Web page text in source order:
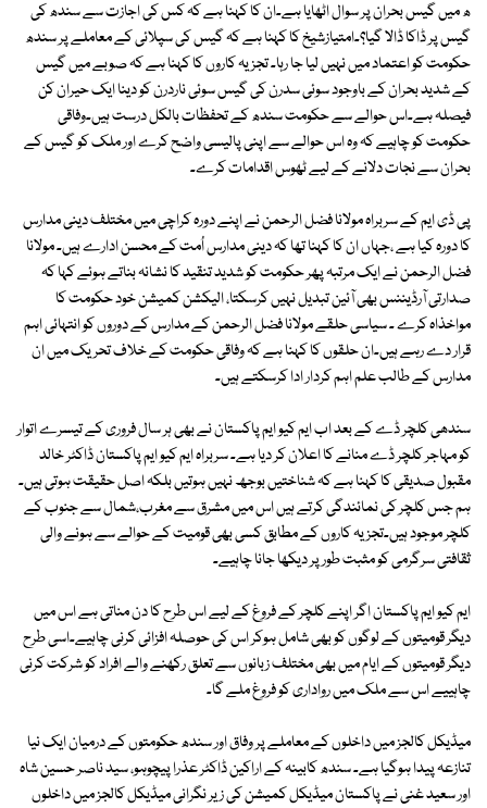
ھ میں گیس بحران پر سوال اٹھایا ہے۔ان کا کہنا ہے کہ کس کی اجازت سے سندھ کی
گیس پر ڈاکا ڈالا گیا؟۔امتیازشیخ کا کہنا ہے کہ گیس کی سپلائی کے معاملے پر سندھ
حکومت کو اعتماد میں نہیں لیا جا رہا۔ تجزیہ کاروں کا کہنا ہے کہ صوبے میں گیس
کے شدید بحران کے باوجود سوئی سدرن کی گیس سوئی ناردرن کو دینا ایک حیران کن
فیصلہ ہے۔اس حوالے سے حکومت سندھ کے تحفظات بالکل درست ہیں۔وفاقی
حکومت کو چاہیے کہ وہ اس حوالے سے اپنی پالیسی واضح کرے اور ملک کو گیس کے
بحران سے نجات دلانے کے لیے ٹھوس اقدامات کرے۔
پی ڈی ایم کے سربراہ مولانا فضل الرحمن نے اپنے دورہ کراچی میں مختلف دینی مدارس
کا دورہ کیا ہے ،جہاں ان کا کہنا تھا کہ دینی مدارس اُمت کے محسن ادارے ہیں۔ مولانا
فضل الرحمن نے ایک مرتبہ پھر حکومت کو شدید تنقید کا نشانہ بناتے ہوئے کہا کہ
صدارتی آرڈیننس بھی آئین تبدیل نہیں کرسکتا، الیکشن کمیشن خود حکومت کا
مواخذاہ کرے ۔ سیاسی حلقے مولانا فضل الرحمن کے مدارس کے دوروں کو انتہائی اہم
قرار دے رہے ہیں۔ان حلقوں کا کہنا ہے کہ وفاقی حکومت کے خلاف تحریک میں ان
مدارس کے طالب علم اہم کردار ادا کرسکتے ہیں۔
سندھی کلچر ڈے کے بعد اب ایم کیو ایم پاکستان نے بھی ہر سال فروری کے تیسرے اتوار
کو مہاجر کلچر ڈے منانے کا اعلان کر دیا ہے۔ سربراہ ایم کیو ایم پاکستان ڈاکٹر خالد
مقبول صدیقی کا کہنا ہے کہ شناختیں بوجھ نہیں ہوتیں بلکہ اصل حقیقت ہوتی ہیں۔
ہم جس کلچر کی نمائندگی کرتے ہیں اس میں مشرق سے مغرب،شمال سے جنوب کے
کلچر موجود ہیں۔تجزیہ کاروں کے مطابق کسی بھی قومیت کے حوالے سے ہونے والی
ثقافتی سرگرمی کو مثبت طورپر دیکھا جانا چاہیے۔
ایم کیو ایم پاکستان اگر اپنے کلچر کے فروغ کے لیے اس طرح کا دن مناتی ہے اس میں
دیگر قومیتوں کے لوگوں کو بھی شامل ہوکر اس کی حوصلہ افزائی کرنی چاہیے۔اسی طرح
دیگر قومیتوں کے ایام میں بھی مختلف زبانوں سے تعلق رکھنے والے افراد کو شرکت کرنی
چاہییے اس سے ملک میں رواداری کو فروغ ملے گا۔
میڈیکل کالجز میں داخلوں کے معاملے پر وفاق اور سندھ حکومتوں کے درمیان ایک نیا
تنازعہ پیدا ہوگیا ہے۔ سندھ کابینہ کے اراکین ڈاکٹر عذرا پیچوہو، سید ناصر حسین شاہ
اور سعید غنی نے پاکستان میڈیکل کمیشن کی زیر نگرانی میڈیکل کالجز میں داخلوں